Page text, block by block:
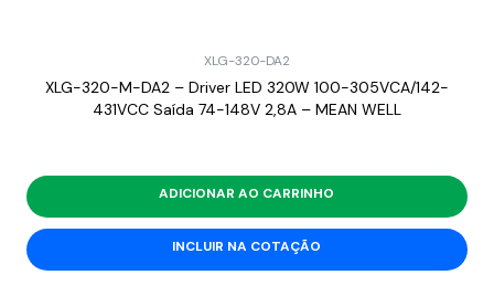
XLG-320-DA2
XLG-320-M-DA2 – Driver LED 320W 100-305VCA/142-
431VCC Saída 74-148V 2,8A – MEAN WELL
ADICIONAR AO CARRINHO
INCLUIR NA COTAÇÃO